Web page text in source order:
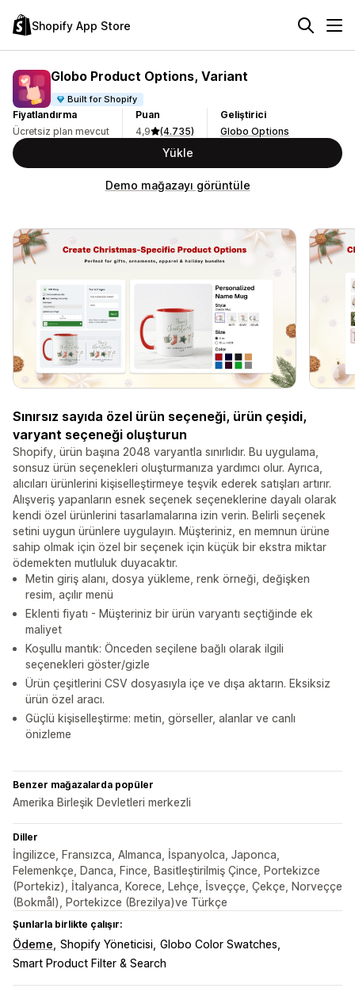
Shopify App Store
Globo Product Options, Variant
Built for Shopify
Fiyatlandırma
Ücretsiz plan mevcut
Puan
4,9
(4.735)
Geliştirici
Globo Options
Yükle
Demo mağazayı görüntüle
Sınırsız sayıda özel ürün seçeneği, ürün çeşidi,
varyant seçeneği oluşturun
Shopify, ürün başına 2048 varyantla sınırlıdır. Bu uygulama,
sonsuz ürün seçenekleri oluşturmanıza yardımcı olur. Ayrıca,
alıcıları ürünlerini kişiselleştirmeye teşvik ederek satışları artırır.
Alışveriş yapanların esnek seçenek seçeneklerine dayalı olarak
kendi özel ürünlerini tasarlamalarına izin verin. Belirli seçenek
setini uygun ürünlere uygulayın. Müşteriniz, en memnun ürüne
sahip olmak için özel bir seçenek için küçük bir ekstra miktar
ödemekten mutluluk duyacaktır.
Metin giriş alanı, dosya yükleme, renk örneği, değişken
resim, açılır menü
Eklenti fiyatı - Müşteriniz bir ürün varyantı seçtiğinde ek
maliyet
Koşullu mantık: Önceden seçilene bağlı olarak ilgili
seçenekleri göster/gizle
Ürün çeşitlerini CSV dosyasıyla içe ve dışa aktarın. Eksiksiz
ürün özel aracı.
Güçlü kişiselleştirme: metin, görseller, alanlar ve canlı
önizleme
Benzer mağazalarda popüler
Amerika Birleşik Devletleri merkezli
Diller
İngilizce, Fransızca, Almanca, İspanyolca, Japonca,
Felemenkçe, Danca, Fince, Basitleştirilmiş Çince, Portekizce
(Portekiz), İtalyanca, Korece, Lehçe, İsveççe, Çekçe, Norveççe
(Bokmål), Portekizce (Brezilya)ve Türkçe
Şunlarla birlikte çalışır:
Ödeme Shopify Yöneticisi Globo Color Swatches
Smart Product Filter & Search